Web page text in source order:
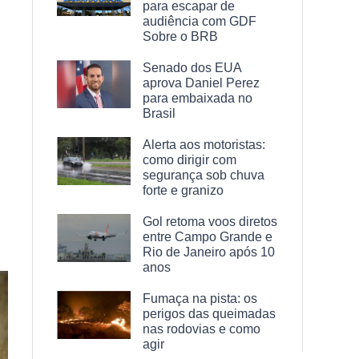
para escapar de
audiência com GDF
Sobre o BRB
Senado dos EUA
aprova Daniel Perez
para embaixada no
Brasil
Alerta aos motoristas:
como dirigir com
segurança sob chuva
forte e granizo
Gol retoma voos diretos
entre Campo Grande e
Rio de Janeiro após 10
anos
Fumaça na pista: os
perigos das queimadas
nas rodovias e como
agir